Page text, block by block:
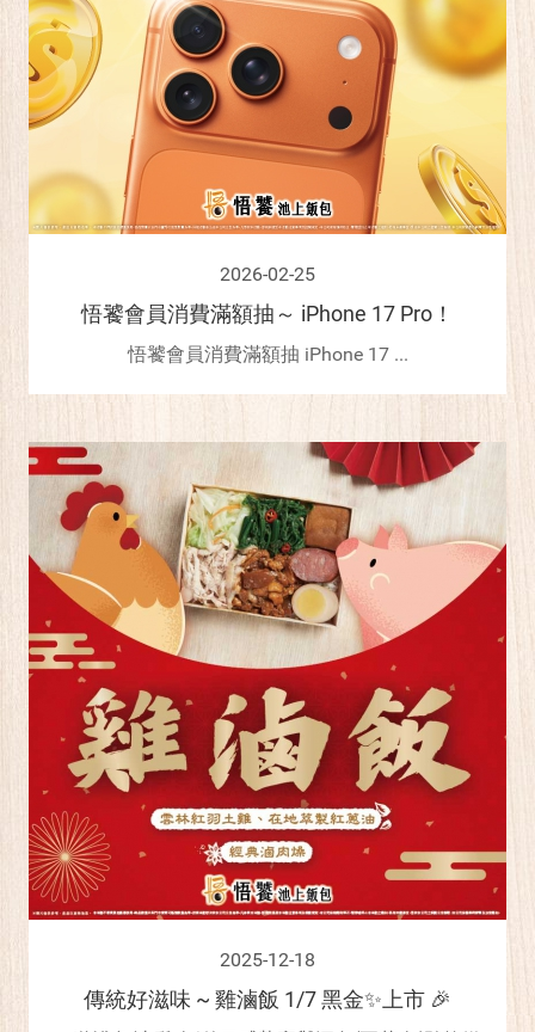
2026-02-25
悟饕會員消費滿額抽～ iPhone 17 Pro！
悟饕會員消費滿額抽 iPhone 17 ...
2025-12-18
傳統好滋味 ~ 雞滷飯 1/7 黑金✨上市 🎉